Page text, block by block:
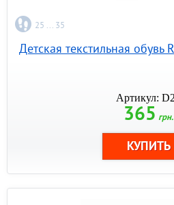
25 ... 35
Детская текстильная
Артикул:
365 грн.